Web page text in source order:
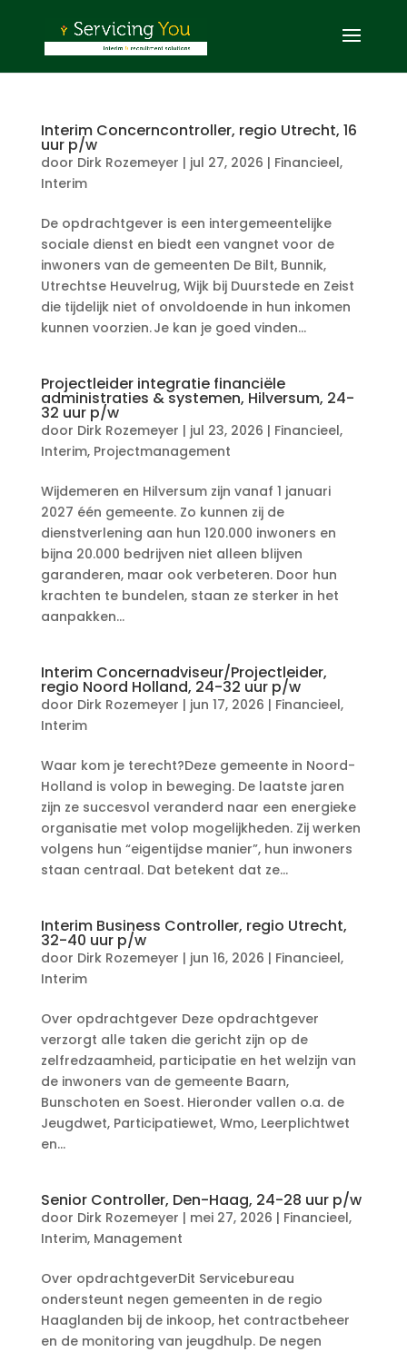
Interim Concerncontroller, regio Utrecht, 16
uur p/w
door Dirk Rozemeyer | jul 27, 2026 | Financieel,
Interim
De opdrachtgever is een intergemeentelijke
sociale dienst en biedt een vangnet voor de
inwoners van de gemeenten De Bilt, Bunnik,
Utrechtse Heuvelrug, Wijk bij Duurstede en Zeist
die tijdelijk niet of onvoldoende in hun inkomen
kunnen voorzien. Je kan je goed vinden...
Projectleider integratie financiële
administraties & systemen, Hilversum, 24-
32 uur p/w
door Dirk Rozemeyer | jul 23, 2026 | Financieel,
Interim, Projectmanagement
Wijdemeren en Hilversum zijn vanaf 1 januari
2027 één gemeente. Zo kunnen zij de
dienstverlening aan hun 120.000 inwoners en
bijna 20.000 bedrijven niet alleen blijven
garanderen, maar ook verbeteren. Door hun
krachten te bundelen, staan ze sterker in het
aanpakken...
Interim Concernadviseur/Projectleider,
regio Noord Holland, 24-32 uur p/w
door Dirk Rozemeyer | jun 17, 2026 | Financieel,
Interim
Waar kom je terecht?Deze gemeente in Noord-
Holland is volop in beweging. De laatste jaren
zijn ze succesvol veranderd naar een energieke
organisatie met volop mogelijkheden. Zij werken
volgens hun “eigentijdse manier”, hun inwoners
staan centraal. Dat betekent dat ze...
Interim Business Controller, regio Utrecht,
32-40 uur p/w
door Dirk Rozemeyer | jun 16, 2026 | Financieel,
Interim
Over opdrachtgever Deze opdrachtgever
verzorgt alle taken die gericht zijn op de
zelfredzaamheid, participatie en het welzijn van
de inwoners van de gemeente Baarn,
Bunschoten en Soest. Hieronder vallen o.a. de
Jeugdwet, Participatiewet, Wmo, Leerplichtwet
en...
Senior Controller, Den-Haag, 24-28 uur p/w
door Dirk Rozemeyer | mei 27, 2026 | Financieel,
Interim, Management
Over opdrachtgeverDit Servicebureau
ondersteunt negen gemeenten in de regio
Haaglanden bij de inkoop, het contractbeheer
en de monitoring van jeugdhulp. De negen